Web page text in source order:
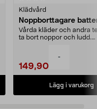
-
Klädvård
Noppborttagare
Vårda kläder och andra
ta bort noppor och ludd.
149,90
Lägg i varukorg